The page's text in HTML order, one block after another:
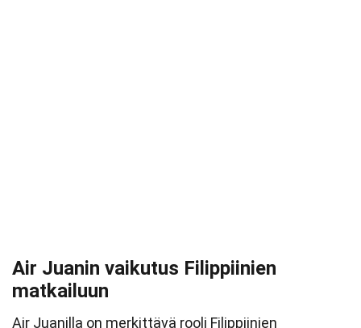
Air Juanin vaikutus Filippiinien
matkailuun
Air Juanilla on merkittävä rooli Filippiinien